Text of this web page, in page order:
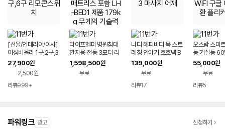
[선물/인테리어/이사]
아성비올라 1구,2구,3
구,4구,5구,6구 리모
콘스위치
27,900원
2,500원
리뷰999+
라이프헬퍼 병원침대
환자용 전동 3모터 리
모컨 매트리스 포함 L
H-BED1 제품 179kg
무게의 기술력 침대
1,598,500원
무료
나디 해피바디 목 스트
레칭 안마기 호호넥 B
M-333 마사지 어깨
139,000원
무료
리뷰17
오스람 스마
등 거실등
리모컨 WIFI
호환 플리커
55,000원
무료
리뷰5
파워링크 광고 신청하기